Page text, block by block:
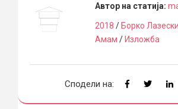
Автор на статија:
2018 / Борко Лазески
Амам / Изложба
Сподели на: